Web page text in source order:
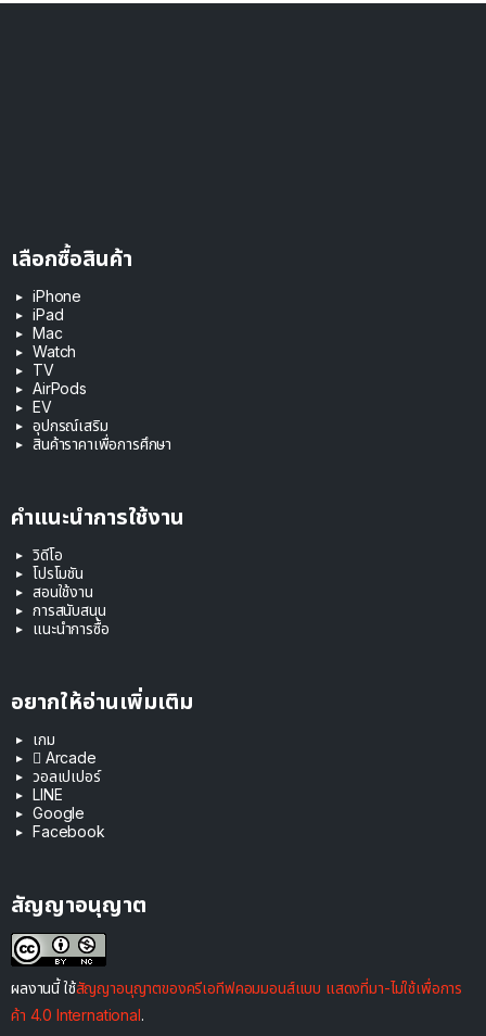
เลือกซื้อสินค้า
iPhone
iPad
Mac
Watch
TV
AirPods
EV
อุปกรณ์เสริม
สินค้าราคาเพื่อการศึกษา
คำแนะนำการใช้งาน
วิดีโอ
โปรโมชัน
สอนใช้งาน
การสนับสนุน
แนะนำการซื้อ
อยากให้อ่านเพิ่มเติม
เกม
 Arcade
วอลเปเปอร์
LINE
Google
Facebook
สัญญาอนุญาต
ผลงานนี้ ใช้สัญญาอนุญาตของครีเอทีฟคอมมอนส์แบบ แสดงที่มา-ไม่ใช้เพื่อการ
ค้า 4.0 International.